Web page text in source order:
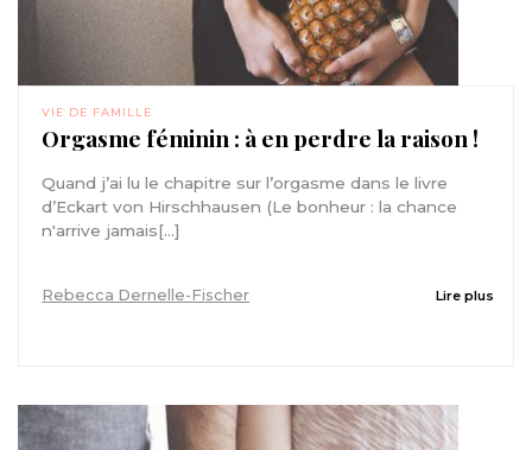
VIE DE FAMILLE
Orgasme féminin : à en perdre la raison !
Quand j’ai lu le chapitre sur l’orgasme dans le livre
d’Eckart von Hirschhausen (Le bonheur : la chance
n'arrive jamais[...]
Rebecca Dernelle-Fischer Lire plus